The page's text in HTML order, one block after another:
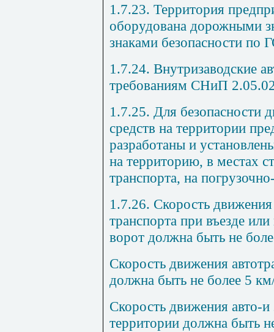
1.7.23. Территория
оборудована дорожными
знаками безопасности по
1.7.24. Внутризаводские
требованиям СНиП
1.7.25. Для безопасности
средств на территории
разработаны и
на территорию, в местах
транспорта, на
1.7.26. Скорость
транспорта при въезде
ворот должна быть не
Скорость движения
должна быть не более 5
Скорость движения авто-и
территории должна быть